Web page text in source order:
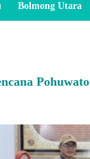
Bolmong Utara
Pohuwato